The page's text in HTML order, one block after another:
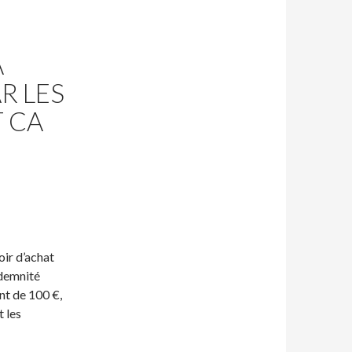
LES
CA
d’achat
de 100 €,
les